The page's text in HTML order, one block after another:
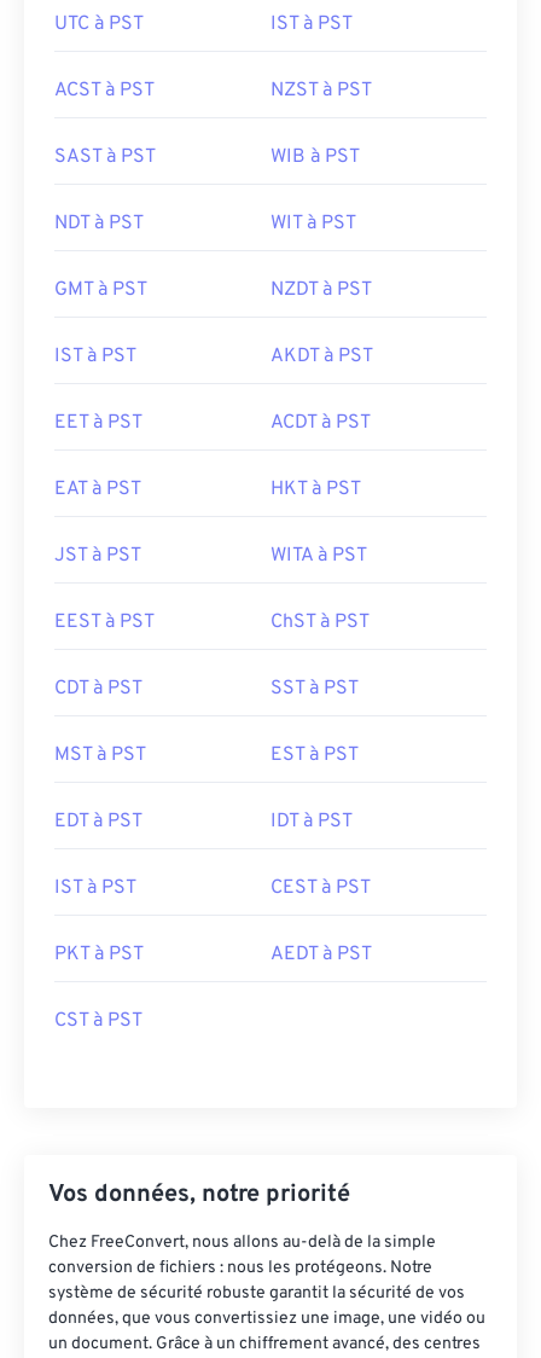
UTC à PST IST à PST
ACST à PST NZST à PST
SAST à PST WIB à PST
NDT à PST WIT à PST
GMT à PST NZDT à PST
IST à PST AKDT à PST
EET à PST ACDT à PST
EAT à PST HKT à PST
JST à PST WITA à PST
EEST à PST ChST à PST
CDT à PST SST à PST
MST à PST EST à PST
EDT à PST IDT à PST
IST à PST CEST à PST
PKT à PST AEDT à PST
CST à PST
Vos données, notre priorité
Chez FreeConvert, nous allons au-delà de la simple
conversion de fichiers : nous les protégeons. Notre
système de sécurité robuste garantit la sécurité de vos
données, que vous convertissiez une image, une vidéo ou
un document. Grâce à un chiffrement avancé, des centres